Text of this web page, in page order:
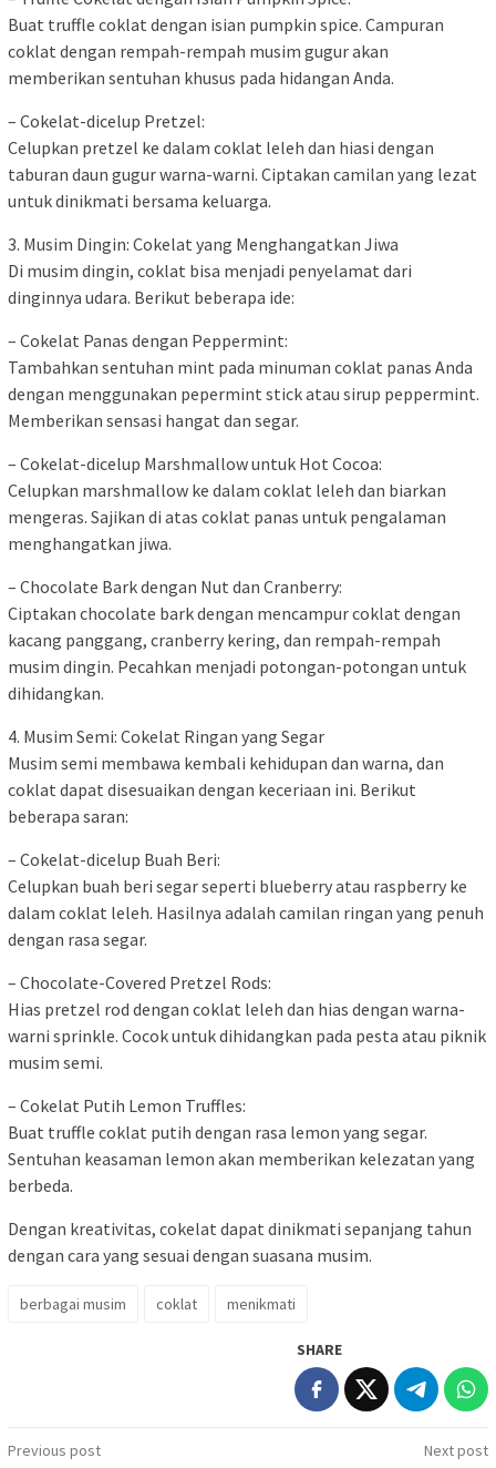
Buat truffle coklat dengan isian pumpkin spice. Campuran
coklat dengan rempah-rempah musim gugur akan
memberikan sentuhan khusus pada hidangan Anda.
– Cokelat-dicelup Pretzel:
Celupkan pretzel ke dalam coklat leleh dan hiasi dengan
taburan daun gugur warna-warni. Ciptakan camilan yang lezat
untuk dinikmati bersama keluarga.
3. Musim Dingin: Cokelat yang Menghangatkan Jiwa
Di musim dingin, coklat bisa menjadi penyelamat dari
dinginnya udara. Berikut beberapa ide:
– Cokelat Panas dengan Peppermint:
Tambahkan sentuhan mint pada minuman coklat panas Anda
dengan menggunakan pepermint stick atau sirup peppermint.
Memberikan sensasi hangat dan segar.
– Cokelat-dicelup Marshmallow untuk Hot Cocoa:
Celupkan marshmallow ke dalam coklat leleh dan biarkan
mengeras. Sajikan di atas coklat panas untuk pengalaman
menghangatkan jiwa.
– Chocolate Bark dengan Nut dan Cranberry:
Ciptakan chocolate bark dengan mencampur coklat dengan
kacang panggang, cranberry kering, dan rempah-rempah
musim dingin. Pecahkan menjadi potongan-potongan untuk
dihidangkan.
4. Musim Semi: Cokelat Ringan yang Segar
Musim semi membawa kembali kehidupan dan warna, dan
coklat dapat disesuaikan dengan keceriaan ini. Berikut
beberapa saran:
– Cokelat-dicelup Buah Beri:
Celupkan buah beri segar seperti blueberry atau raspberry ke
dalam coklat leleh. Hasilnya adalah camilan ringan yang penuh
dengan rasa segar.
– Chocolate-Covered Pretzel Rods:
Hias pretzel rod dengan coklat leleh dan hias dengan warna-
warni sprinkle. Cocok untuk dihidangkan pada pesta atau piknik
musim semi.
– Cokelat Putih Lemon Truffles:
Buat truffle coklat putih dengan rasa lemon yang segar.
Sentuhan keasaman lemon akan memberikan kelezatan yang
berbeda.
Dengan kreativitas, cokelat dapat dinikmati sepanjang tahun
dengan cara yang sesuai dengan suasana musim.
berbagai musim coklat menikmati
SHARE
Post
Previous post
Next post